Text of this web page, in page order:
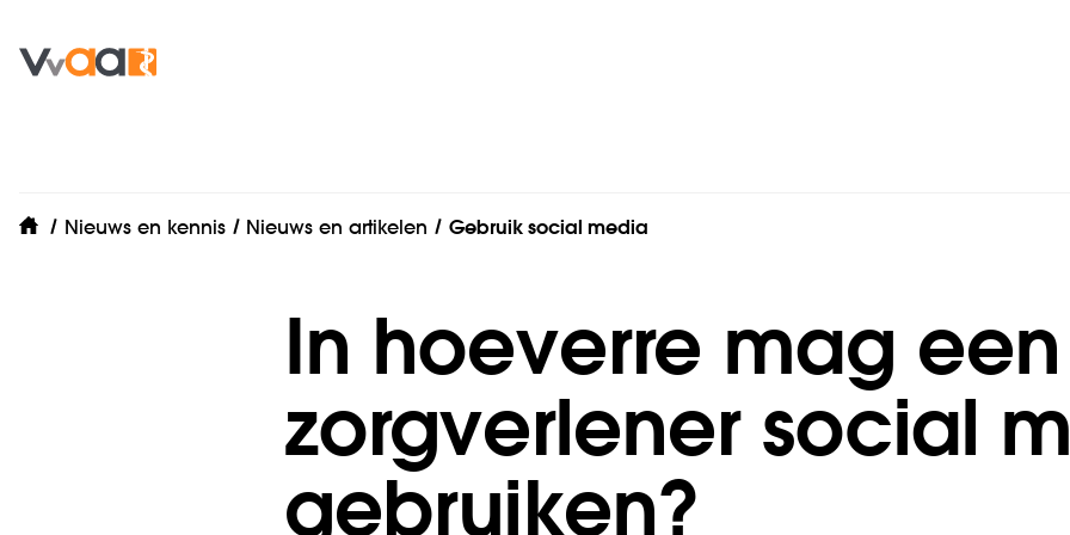
home
Nieuws en kennis Nieuws en artikelen Gebruik social media
In hoeverre mag een
zorgverlener social
gebruiken?